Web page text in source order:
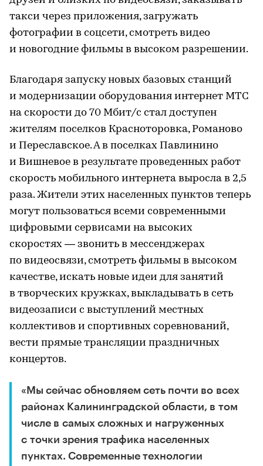
такси через приложения, загружать
фотографии в соцсети, смотреть видео
и новогодние фильмы в высоком разрешении.
Благодаря запуску новых базовых станций
и модернизации оборудования интернет МТС
на скорости до 70 Мбит/с стал доступен
жителям поселков Красноторовка, Романово
и Переславское. А в поселках Павлинино
и Вишневое в результате проведенных работ
скорость мобильного интернета выросла в 2,5
раза. Жители этих населенных пунктов теперь
могут пользоваться всеми современными
цифровыми сервисами на высоких
скоростях — звонить в мессенджерах
по видеосвязи, смотреть фильмы в высоком
качестве, искать новые идеи для занятий
в творческих кружках, выкладывать в сеть
видеозаписи с выступлений местных
коллективов и спортивных соревнований,
вести прямые трансляции праздничных
концертов.
«Мы сейчас обновляем сеть почти во всех
районах Калининградской области, в том
числе в самых сложных и нагруженных
с точки зрения трафика населенных
пунктах. Современные технологии